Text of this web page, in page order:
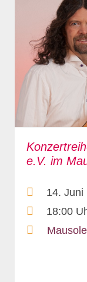
e.V. im
14.
18:00